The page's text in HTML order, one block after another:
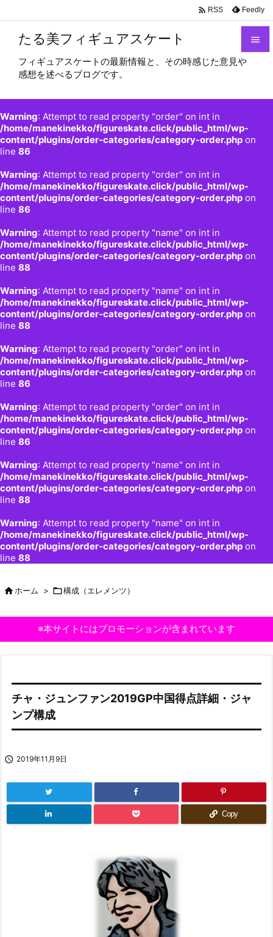
たる美フィギュアスケート
フィギュアスケートの最新情報と、その時感じた意見や
感想を述べるブログです。
Warning: Attempt to read property "order" on int in
/home/manekinekko/figureskate.click/public_html/wp-
content/plugins/order-categories/category-order.php on
line 86
Warning: Attempt to read property "order" on int in
/home/manekinekko/figureskate.click/public_html/wp-
content/plugins/order-categories/category-order.php on
line 86
Warning: Attempt to read property "name" on int in
/home/manekinekko/figureskate.click/public_html/wp-
content/plugins/order-categories/category-order.php on
line 88
Warning: Attempt to read property "name" on int in
/home/manekinekko/figureskate.click/public_html/wp-
content/plugins/order-categories/category-order.php on
line 88
Warning: Attempt to read property "order" on int in
/home/manekinekko/figureskate.click/public_html/wp-
content/plugins/order-categories/category-order.php on
line 86
Warning: Attempt to read property "order" on int in
/home/manekinekko/figureskate.click/public_html/wp-
content/plugins/order-categories/category-order.php on
line 86
Warning: Attempt to read property "name" on int in
/home/manekinekko/figureskate.click/public_html/wp-
content/plugins/order-categories/category-order.php on
line 88
Warning: Attempt to read property "name" on int in
/home/manekinekko/figureskate.click/public_html/wp-
content/plugins/order-categories/category-order.php on
line 88


前へ

 RSS Feedly
ホーム > 構成（エレメンツ）
※本サイトにはプロモーションが含まれています
チャ・ジュンファン2019GP中国得点詳細・ジャ
ンプ構成
 2019年11月9日
Copy